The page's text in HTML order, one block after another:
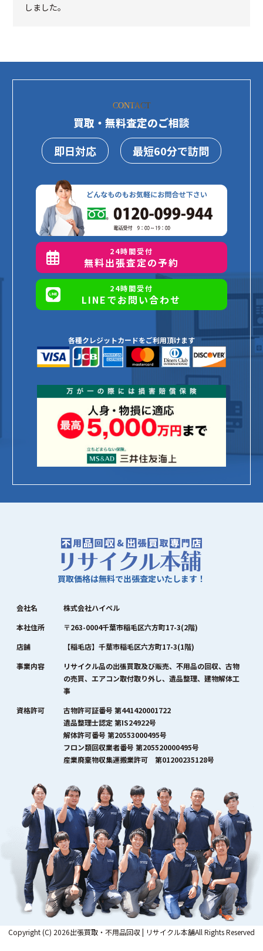
しました。
CONTACT
買取・無料査定のご相談
即日対応
最短60分で訪問
24時間受付
無料出張査定の予約
24時間受付
LINEでお問い合わせ
各種クレジットカードをご利用頂けます
買取価格は無料で出張査定いたします！
会社名
株式会社ハイペル
本社住所
〒263-0004千葉市稲毛区六方町17-3(2階)
店舗
【稲毛店】千葉市稲毛区六方町17-3(1階)
事業内容
リサイクル品の出張買取及び販売、不用品の回収、古物
の売買、エアコン取付取り外し、遺品整理、建物解体工
事
資格許可
古物許可証番号 第441420001722
遺品整理士認定 第IS24922号
解体許可番号 第20553000495号
フロン類回収業者番号 第205520000495号
産業廃棄物収集運搬業許可 第01200235128号
Copyright (C) 2026出張買取・不用品回収 | リサイクル本舗All Rights Reserved